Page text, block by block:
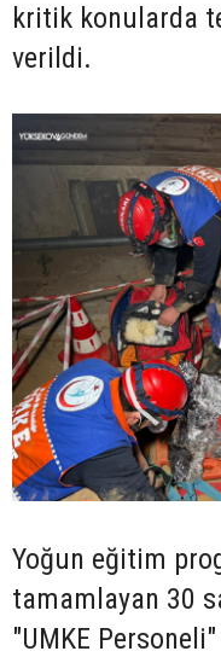
kritik konularda
verildi.
Yoğun eğitim
tamamlayan 30
"UMKE